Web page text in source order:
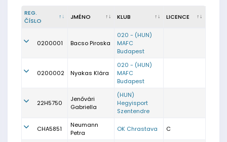
REG.
ČÍSLO
JMÉNO KLUB LICENCE
0200001 Bacso Piroska
020 - (HUN)
MAFC
Budapest
0200002 Nyakas Klára
020 - (HUN)
MAFC
Budapest
22H5750
Jenővári
Gabriella
(HUN)
Hegyisport
Szentendre
CHA5851
Neumann
Petra
OK Chrastava C